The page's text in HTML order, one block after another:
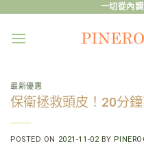
content
一切從內
最新優惠
保衛拯救頭皮！20分
POSTED ON 2021-11-02 BY